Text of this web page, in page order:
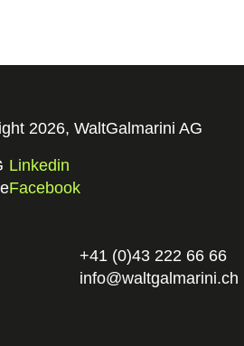
2026, WaltGalmarini AG
Linkedin
Facebook
+41 (0)43 222 66 66
info@waltgalmarini.ch